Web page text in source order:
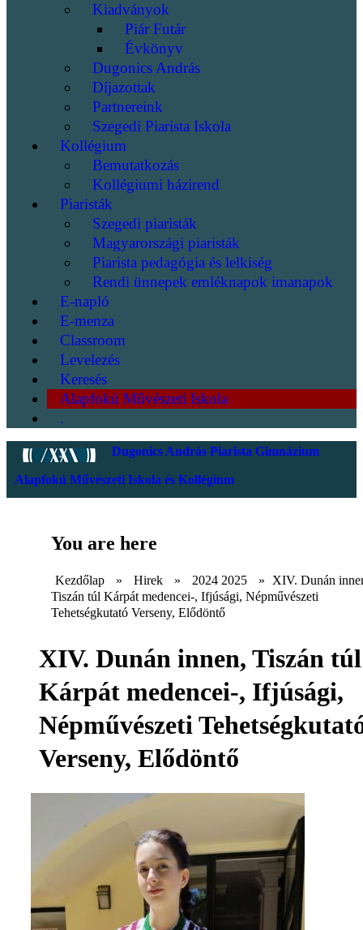
Kiadványok
Piár Futár
Évkönyv
Dugonics András
Díjazottak
Partnereink
Szegedi Piarista Iskola
Kollégium
Bemutatkozás
Kollégiumi házirend
Piaristák
Szegedi piaristák
Magyarországi piaristák
Piarista pedagógia és lelkiség
Rendi ünnepek emléknapok imanapok
E-napló
E-menza
Classroom
Levelezés
Keresés
Alapfokú Művészeti Iskola
.
Dugonics András Piarista Gimnázium
Alapfokú Művészeti Iskola és Kollégium
You are here
Kezdőlap » Hirek » 2024 2025 »
XIV. Dunán
Tiszán túl Kárpát medencei-, Ifjúsági, Népművészeti
Tehetségkutató Verseny, Elődöntő
XIV. Dunán innen, Tiszán túl
Kárpát medencei-, Ifjúsági,
Népművészeti
Verseny, Elődöntő